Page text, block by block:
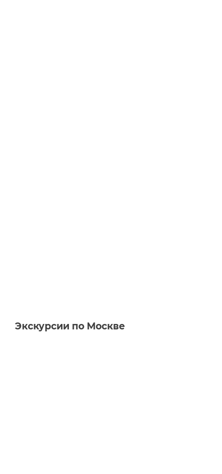
Экскурсии по Москве